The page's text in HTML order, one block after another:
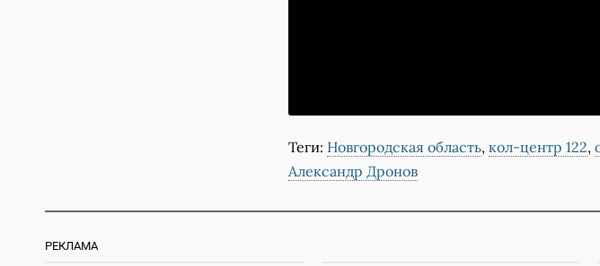
Теги: Новгородская область, кол-центр 122,
Александр Дронов
РЕКЛАМА